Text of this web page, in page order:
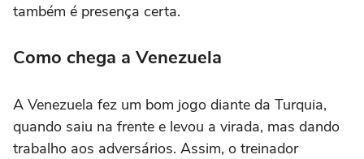
também é presença certa.
Como chega a Venezuela
A Venezuela fez um bom jogo diante da Turquia,
quando saiu na frente e levou a virada, mas dando
trabalho aos adversários. Assim, o treinador